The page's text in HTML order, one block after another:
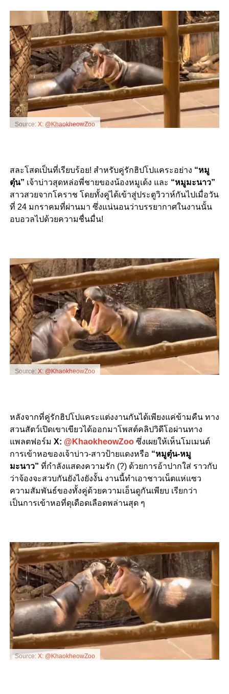
Source: X: @KhaokheowZoo
สละโสดเป็นที่เรียบร้อย! สำหรับคู่รักฮิปโปแคระอย่าง “หมู
ตุ๋น” เจ้าบ่าวสุดหล่อพี่ชายของน้องหมูเด้ง และ “หมูมะนาว”
สาวสวยจากโคราช โดยทั้งคู่ได้เข้าสู่ประตูวิวาห์กันไปเมื่อวัน
ที่ 24 มกราคมที่ผ่านมา ซึ่งแน่นอนว่าบรรยากาศในงานนั้น
อบอวลไปด้วยความชื่นมื่น!
Source: X: @KhaokheowZoo
หลังจากที่คู่รักฮิปโปแคระแต่งงานกันได้เพียงแค่ข้ามคืน ทาง
สวนสัตว์เปิดเขาเขียวได้ออกมาโพสต์คลิปวิดีโอผ่านทาง
แพลตฟอร์ม X: @KhaokheowZoo ซึ่งเผยให้เห็นโมเมนต์
การเข้าหอของเจ้าบ่าว-สาวป้ายแดงหรือ “หมูตุ๋น-หมู
มะนาว” ที่กำลังแสดงความรัก (?) ด้วยการอ้าปากใส่ ราวกับ
ว่าจ้องจะสวบกันยังไงยังงั้น งานนี้ทำเอาชาวเน็ตแห่แซว
ความสัมพันธ์ของทั้งคู่ด้วยความเอ็นดูกันเพียบ เรียกว่า
เป็นการเข้าหอที่ดุเดือดเลือดพล่านสุด ๆ
Source: X: @KhaokheowZoo